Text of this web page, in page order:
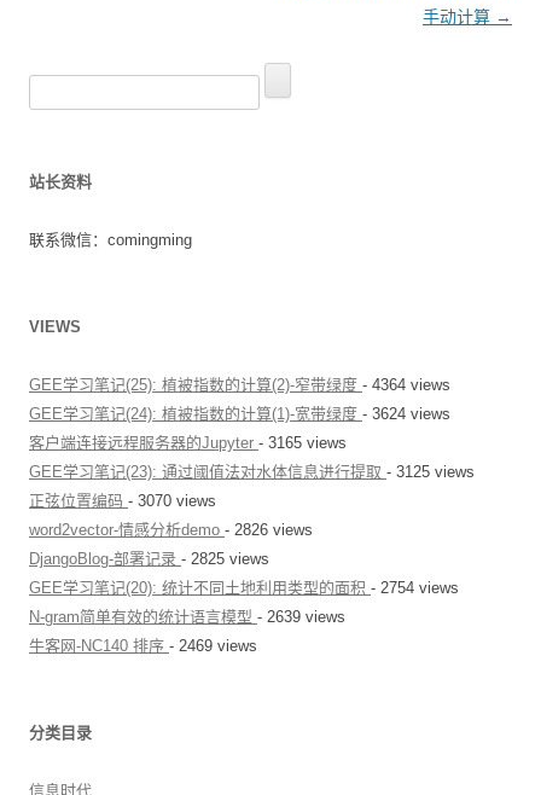
手动计算 →
搜
索
站长资料
联系微信：comingming
VIEWS
GEE学习笔记(25): 植被指数的计算(2)-窄带绿度 - 4364 views
GEE学习笔记(24): 植被指数的计算(1)-宽带绿度 - 3624 views
客户端连接远程服务器的Jupyter - 3165 views
GEE学习笔记(23): 通过阈值法对水体信息进行提取 - 3125 views
正弦位置编码 - 3070 views
word2vector-情感分析demo - 2826 views
DjangoBlog-部署记录 - 2825 views
GEE学习笔记(20): 统计不同土地利用类型的面积 - 2754 views
N-gram简单有效的统计语言模型 - 2639 views
牛客网-NC140 排序 - 2469 views
分类目录
信息时代